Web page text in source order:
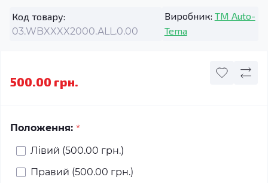
Код товару:
03.WBXXXX2000.ALL.0.00
Виробник: TM Auto-
Tema
500.00 грн.
Положення: *
Лівий (500.00 грн.)
Правий (500.00 грн.)